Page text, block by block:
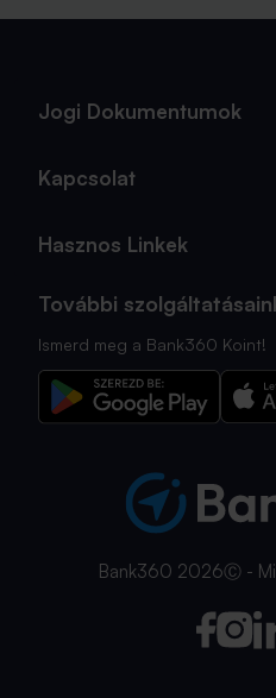
Jogi Dokumentumok
Kapcsolat
Hasznos Linkek
További
Ismerd meg a Bank360 Koint!
Bank360 2026Ⓒ -